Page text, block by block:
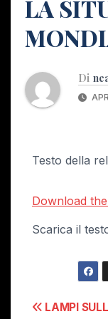
LA
Di
Testo della
Download
Scarica il
LAMPI